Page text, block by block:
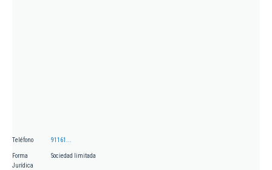
Teléfono 91161...
Forma
Jurídica
Sociedad limitada